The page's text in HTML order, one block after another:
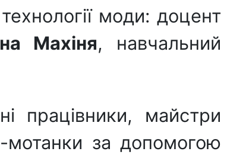
моди: доцент
Махіня, навчальний
працівники, майстри
мотанки за допомогою